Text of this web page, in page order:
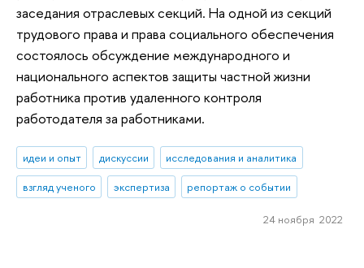
заседания отраслевых секций. На одной из секций
трудового права и права социального обеспечения
состоялось обсуждение международного и
национального аспектов защиты частной жизни
работника против удаленного контроля
работодателя за работниками.
идеи и опыт дискуссии
исследования и аналитика
взгляд ученого
экспертиза репортаж о событии
24 ноября 2022